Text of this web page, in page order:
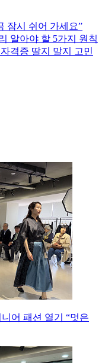
잠시 쉬어 가세요”
알아야 할 5가지 원칙
격증 딸지 말지 고민
니어 패션 열기 “멋은